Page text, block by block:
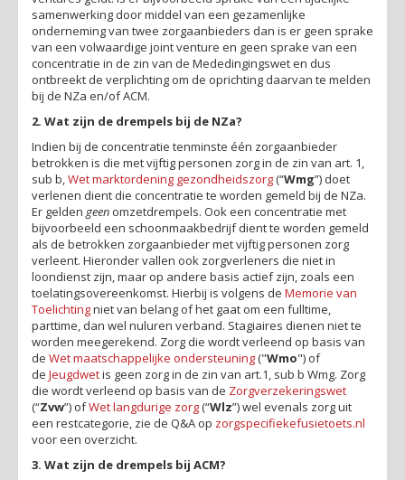
samenwerking door middel van een gezamenlijke
onderneming van twee zorgaanbieders dan is er geen sprake
van een volwaardige joint venture en geen sprake van een
concentratie in de zin van de Mededingingswet en dus
ontbreekt de verplichting om de oprichting daarvan te melden
bij de NZa en/of ACM.
2. Wat zijn de drempels bij de NZa?
Indien bij de concentratie tenminste één zorgaanbieder
betrokken is die met vijftig personen zorg in de zin van art. 1,
sub b, Wet marktordening gezondheidszorg(“Wmg”) doet
verlenen dient die concentratie te worden gemeld bij de NZa.
Er gelden geen omzetdrempels. Ook een concentratie met
bijvoorbeeld een schoonmaakbedrijf dient te worden gemeld
als de betrokken zorgaanbieder met vijftig personen zorg
verleent. Hieronder vallen ook zorgverleners die niet in
loondienst zijn, maar op andere basis actief zijn, zoals een
toelatingsovereenkomst. Hierbij is volgens de Memorie van
Toelichtingniet van belang of het gaat om een fulltime,
parttime, dan wel nuluren verband. Stagiaires dienen niet te
worden meegerekend. Zorg die wordt verleend op basis van
de Wet maatschappelijke ondersteuning("Wmo") of
de Jeugdwetis geen zorg in de zin van art.1, sub b Wmg. Zorg
die wordt verleend op basis van de Zorgverzekeringswet
(“Zvw”) ofWet langdurige zorg(“Wlz”) wel evenals zorg uit
een restcategorie, zie de Q&A op zorgspecifiekefusietoets.nl
voor een overzicht.
3. Wat zijn de drempels bij ACM?